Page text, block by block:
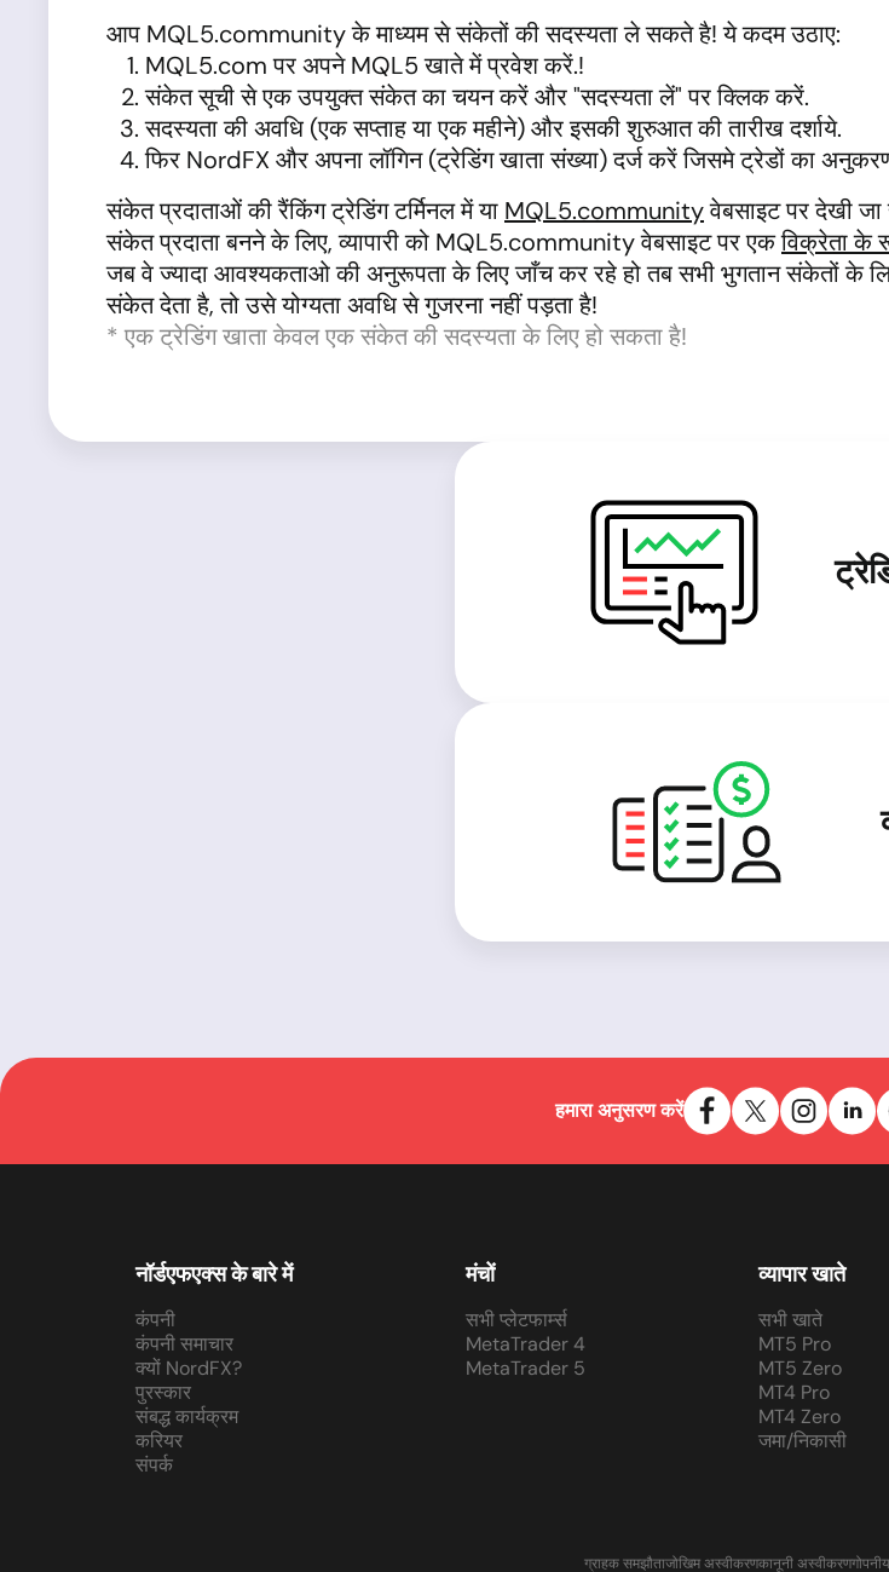
आप MQL5.community के माध्यम से संकेतों की सदस्यता ले सकते है! ये कदम उठाए:
MQL5.com पर अपने MQL5 खाते में प्रवेश करें.!
संकेत सूची से एक उपयुक्त संकेत का चयन करें और "सदस्यता लें" पर क्लिक करें.
सदस्यता की अवधि (एक सप्ताह या एक महीने) और इसकी शुरुआत की तारीख दर्शाये.
फिर NordFX और अपना लॉगिन (ट्रेडिंग खाता संख्या) दर्ज करें जिसमे ट्रेडों का अनुकरण
संकेत प्रदाताओं की रैंकिंग ट्रेडिंग टर्मिनल में या MQL5.communityवेबसाइट पर देखी
संकेत प्रदाता बनने के लिए, व्यापारी को MQL5.community वेबसाइट पर एकविक्रेता के
जब वे ज्यादा आवश्यकताओ की अनुरूपता के लिए जाँच कर रहे हो तब सभी भुगतान संकेतों के लिए
संकेत देता है, तो उसे योग्यता अवधि से गुजरना नहीं पड़ता है!
* एक ट्रेडिंग खाता केवल एक संकेत की सदस्यता के लिए हो सकता है!
हमारा अनुसरण करें
नॉर्डएफएक्स के बारे में
कंपनी
कंपनी समाचार
क्यों NordFX?
पुरस्कार
संबद्ध कार्यक्रम
करियर
संपर्क
मंचों
सभी प्लेटफार्म्स
MetaTrader 4
MetaTrader 5
व्यापार खाते
सभी खाते
MT5 Pro
MT5 Zero
MT4 Pro
MT4 Zero
जमा/निकासी
ग्राहक समझौताजोखिम अस्वीकरणकानूनी अस्वीकरण